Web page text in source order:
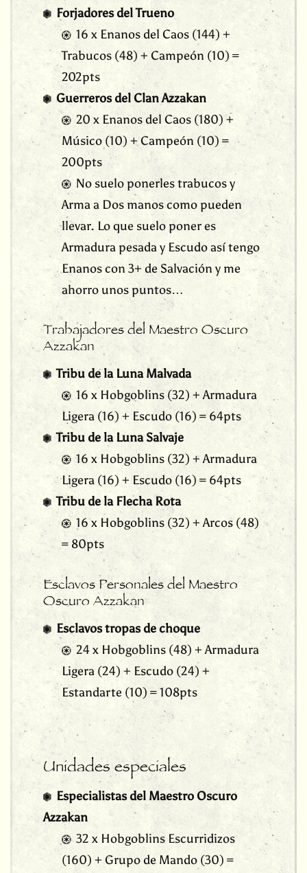
Forjadores del Trueno
16 x Enanos del Caos (144) +
Trabucos (48) + Campeón (10) =
202pts
Guerreros del Clan Azzakan
20 x Enanos del Caos (180) +
Músico (10) + Campeón (10) =
200pts
No suelo ponerles trabucos y
Arma a Dos manos como pueden
llevar. Lo que suelo poner es
Armadura pesada y Escudo así tengo
Enanos con 3+ de Salvación y me
ahorro unos puntos…
Trabajadores del Maestro Oscuro
Azzakan
Tribu de la Luna Malvada
16 x Hobgoblins (32) + Armadura
Ligera (16) + Escudo (16) = 64pts
Tribu de la Luna Salvaje
16 x Hobgoblins (32) + Armadura
Ligera (16) + Escudo (16) = 64pts
Tribu de la Flecha Rota
16 x Hobgoblins (32) + Arcos (48)
= 80pts
Esclavos Personales del Maestro
Oscuro Azzakan
Esclavos tropas de choque
24 x Hobgoblins (48) + Armadura
Ligera (24) + Escudo (24) +
Estandarte (10) = 108pts
Unidades especiales
Especialistas del Maestro Oscuro
Azzakan
32 x Hobgoblins Escurridizos
(160) + Grupo de Mando (30) =